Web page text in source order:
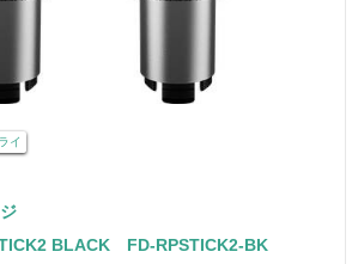
イ
BLACK FD-RPSTICK2-BK